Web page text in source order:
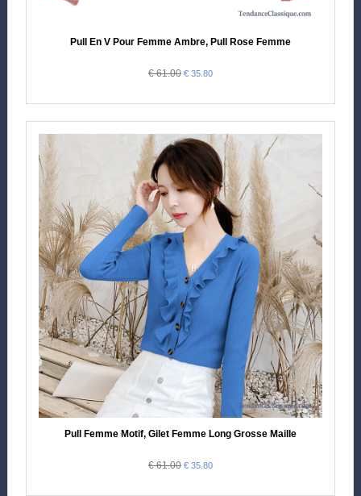
Pull En V Pour Femme Ambre, Pull Rose Femme
€ 61.00 € 35.80
Pull Femme Motif, Gilet Femme Long Grosse Maille
€ 61.00 € 35.80